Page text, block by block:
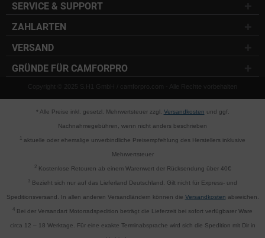
SERVICE & SUPPORT
ZAHLARTEN
VERSAND
GRÜNDE FÜR CAMFORPRO
Copyright © 2025 S.H1 GmbH / camforpro.com - Alle Rechte vorbehalten
* Alle Preise inkl. gesetzl. Mehrwertsteuer zzgl. Versandkosten und ggf.
Nachnahmegebühren, wenn nicht anders beschrieben
1 aktuelle oder ehemalige unverbindliche Preisempfehlung des Herstellers inklusive
Mehrwertsteuer
2Kostenlose Retouren ab einem Warenwert der Rücksendung über 40€
3 Bezieht sich nur auf das Lieferland Deutschland. Gilt nicht für Express- und
Speditionsversand. In allen anderen Versandländern können die Versandkosten abweichen.
4 Bei der Versandart Motorradspedition beträgt die Lieferzeit bei sofort verfügbarer Ware
circa 12 – 18 Werktage. Für eine exakte Terminabsprache wird sich die Spedition mit Dir in